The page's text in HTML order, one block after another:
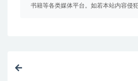
书籍等各类媒体平台。如若本站内容侵